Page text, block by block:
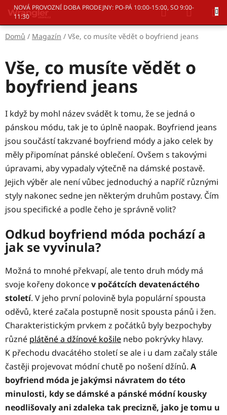
Přejít
obsah
NOVÁ PROVOZNÍ DOBA PRODEJNY: PO-PÁ 10:00-15:00, SO 9:00-
11:30
Hledat
KOŠÍK
Domů / Magazín / Vše, co musíte vědět o boyfriend jeans
Vše, co musíte vědět o
boyfriend jeans
I když by mohl název svádět k tomu, že se jedná o
pánskou módu, tak je to úplně naopak. Boyfriend jeans
jsou součástí takzvané boyfriend módy a jako celek by
měly připomínat pánské oblečení. Ovšem s takovými
úpravami, aby vypadaly výtečně na dámské postavě.
Jejich výběr ale není vůbec jednoduchý a napříč různými
styly nakonec sedne jen některým druhům postavy. Čím
jsou specifické a podle čeho je správně volit?
Odkud boyfriend móda pochází a
jak se vyvinula?
Možná to mnohé překvapí, ale tento druh módy má
svoje kořeny dokoncev počátcích devatenáctého
století. V jeho první polovině byla populární spousta
oděvů, které začala postupně nosit spousta pánů i žen.
Charakteristickým prvkem z počátků byly bezpochyby
různé plátěné a džínové košile nebo pokrývky hlavy.
K přechodu dvacátého století se ale i u dam začaly stále
častěji projevovat módní chutě po nošení džínů. A
boyfriend móda je jakýmsi návratem do této
minulosti, kdy se dámské a pánské módní kousky
neodlišovaly ani zdaleka tak precizně, jako je tomu u